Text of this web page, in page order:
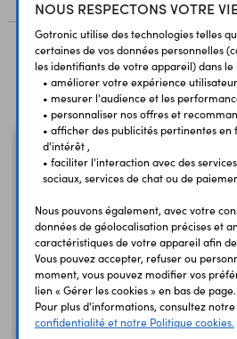
Vous avez
Cordon M/M BNC50P1
BNC 50 ohms - 1 m
NOUS RESPECTONS VOTRE
Gotronic utilise des technologies telles
certaines de vos données personnelles
les identifiants de votre appareil) dans le
• améliorer votre expérience
• mesurer l'audience et les
• personnaliser nos offres et
• afficher des publicités pertinentes en
d'intérêt ,
• faciliter l'interaction avec des
sociaux, services de chat ou de
Nous pouvons également, avec votre
données de géolocalisation précises et
caractéristiques de votre appareil afin
Vous pouvez accepter, refuser ou
moment, vous pouvez modifier vos
lien « Gérer les cookies » en bas de page.
Pour plus d'informations, consultez notre
confidentialité et notre Politique cookies.